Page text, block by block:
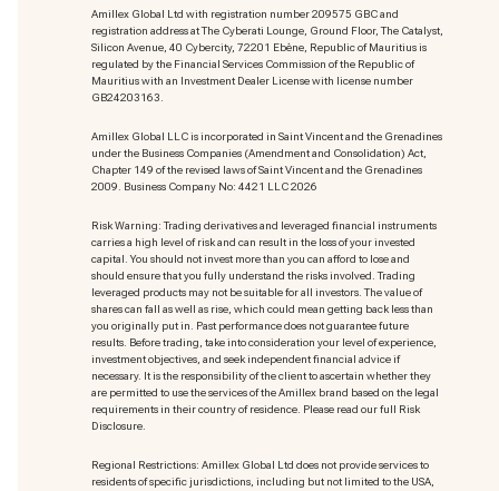
Amillex Global Ltd with registration number 209575 GBC and
registration address at The Cyberati Lounge, Ground Floor, The Catalyst,
Silicon Avenue, 40 Cybercity, 72201 Ebène, Republic of Mauritius is
regulated by the Financial Services Commission of the Republic of
Mauritius with an Investment Dealer License with license number
GB24203163.
Amillex Global LLC is incorporated in Saint Vincent and the Grenadines
under the Business Companies (Amendment and Consolidation) Act,
Chapter 149 of the revised laws of Saint Vincent and the Grenadines
2009. Business Company No: 4421 LLC 2026
Risk Warning: Trading derivatives and leveraged financial instruments
carries a high level of risk and can result in the loss of your invested
capital. You should not invest more than you can afford to lose and
should ensure that you fully understand the risks involved. Trading
leveraged products may not be suitable for all investors. The value of
shares can fall as well as rise, which could mean getting back less than
you originally put in. Past performance does not guarantee future
results. Before trading, take into consideration your level of experience,
investment objectives, and seek independent financial advice if
necessary. It is the responsibility of the client to ascertain whether they
are permitted to use the services of the Amillex brand based on the legal
requirements in their country of residence. Please read our full Risk
Disclosure.
Regional Restrictions: Amillex Global Ltd does not provide services to
residents of specific jurisdictions, including but not limited to the USA,